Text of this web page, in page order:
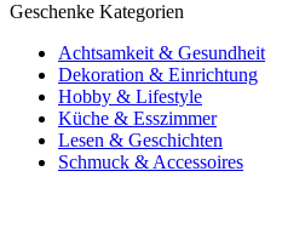
Geschenke Kategorien
Achtsamkeit & Gesundheit
Dekoration & Einrichtung
Hobby & Lifestyle
Küche & Esszimmer
Lesen & Geschichten
Schmuck & Accessoires